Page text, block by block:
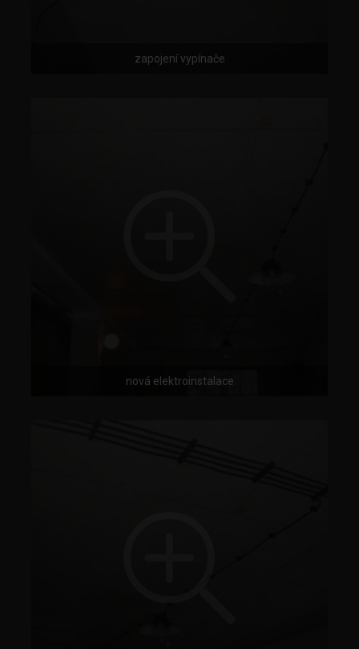
zapojení vypínače
nová elektroinstalace